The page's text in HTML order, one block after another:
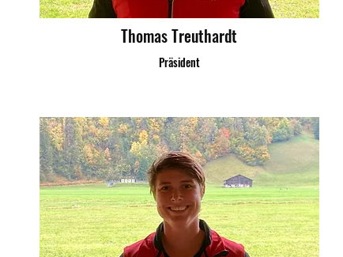
Thomas Treuthardt
Präsident